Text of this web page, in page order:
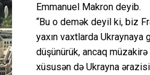
Emmanuel Makron deyib.
“Bu o demək deyil ki, biz
yaxın vaxtlarda Ukraynaya
düşünürük, ancaq müzakirə
xüsusən də Ukrayna